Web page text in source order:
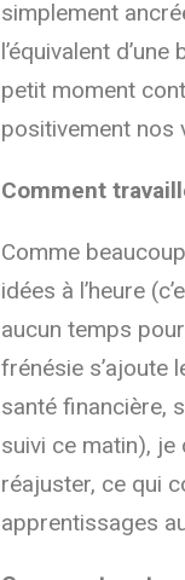
simplement
l’équivalent
petit moment
positivement nos
Comment
Comme
idées à l’heure
aucun temps
frénésie s’ajoute
santé financière,
suivi ce matin), je
réajuster, ce qui
apprentissages